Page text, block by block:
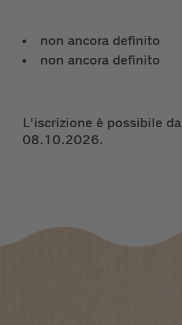
non ancora definito
non ancora definito
L'iscrizione è possibile da
08.10.2026.